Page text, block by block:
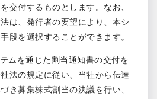
交付するものとします。なお、
は、発行者の要望により、本シ
段を選択することができます。
ムを通じた割当通知書の交付を
法の規定に従い、当社から伝達
き募集株式割当の決議を行い、